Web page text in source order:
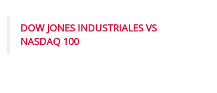
DOW JONES INDUSTRIALES VS
NASDAQ 100